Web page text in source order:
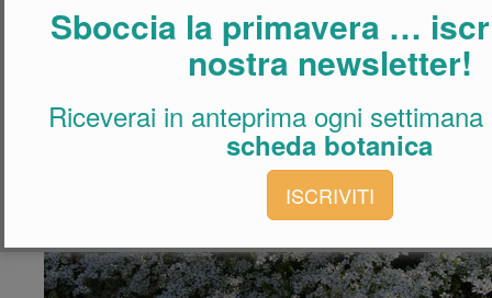
Sboccia la primavera …
nostra newsletter!
Riceverai in anteprima ogni
scheda botanica
ISCRIVITI